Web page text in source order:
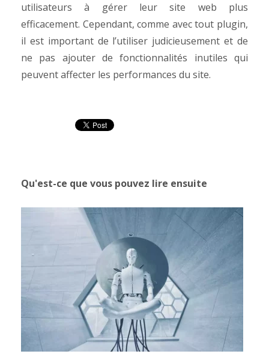
utilisateurs à gérer leur site web plus
efficacement. Cependant, comme avec tout plugin,
il est important de l’utiliser judicieusement et de
ne pas ajouter de fonctionnalités inutiles qui
peuvent affecter les performances du site.
Qu'est-ce que vous pouvez lire ensuite